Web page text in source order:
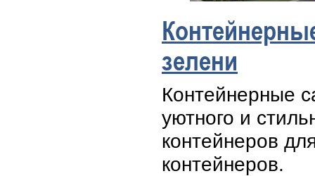
зелени
Контейнерные
уютного и
контейнеров
контейнеров.